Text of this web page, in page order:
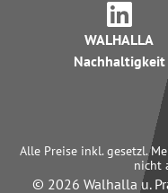
WALHALLA
Nachhaltigkeit
Alle Preise inkl. gesetzl.
nicht
© 2026 Walhalla u.